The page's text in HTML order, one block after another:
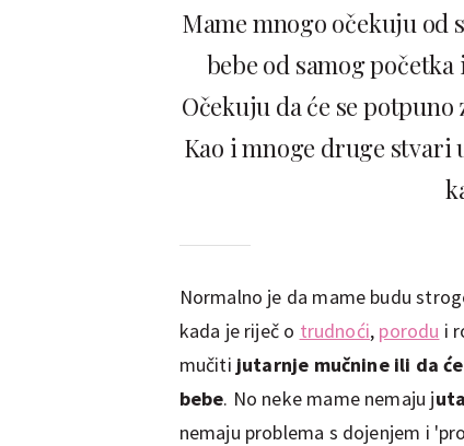
Mame mnogo očekuju od
bebe od samog
Očekuju da će se
Kao i mnoge druge stvari
Normalno je da mame budu
kada je riječ o trudnoći, porodu i
mučiti jutarnje mučnine ili da
bebe. No neke mame nemaju j
nemaju problema s dojenjem i